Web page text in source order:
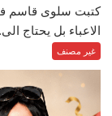
كتبت سلوى قاسم
الاعباء بل يحتاج
غير مصنف